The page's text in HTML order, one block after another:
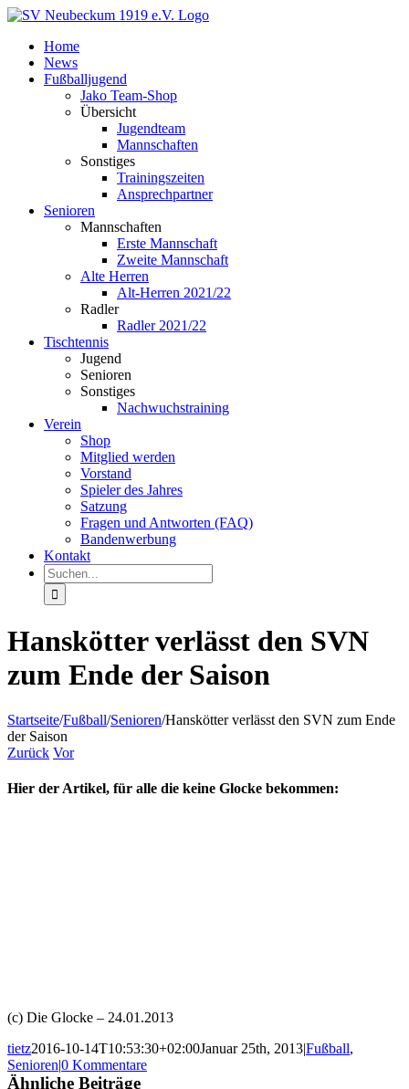
Zum
springenHome
News
Fußballjugend
Jako Team-Shop
Übersicht
Jugendteam
Mannschaften
Sonstiges
Trainingszeiten
Ansprechpartner
Senioren
Mannschaften
Erste Mannschaft
Zweite Mannschaft
Alte Herren
Alt-Herren 2021/22
Radler
Radler 2021/22
Tischtennis
Jugend
Senioren
Sonstiges
Nachwuchstraining
Verein
Shop
Mitglied werden
Vorstand
Spieler des Jahres
Satzung
Fragen und Antworten (FAQ)
Bandenwerbung
Kontakt
Suche
nach:
Hanskötter verlässt den SVN
zum Ende der Saison
Startseite/Fußball/Senioren/Hanskötter verlässt den SVN zum Ende
der Saison
Zurück Vor
Hier der Artikel, für alle die keine Glocke bekommen:
(c) Die Glocke – 24.01.2013
tietz2016-10-14T10:53:30+02:00Januar 25th, 2013|Fußball,
Senioren|0 Kommentare
Ähnliche Beiträge